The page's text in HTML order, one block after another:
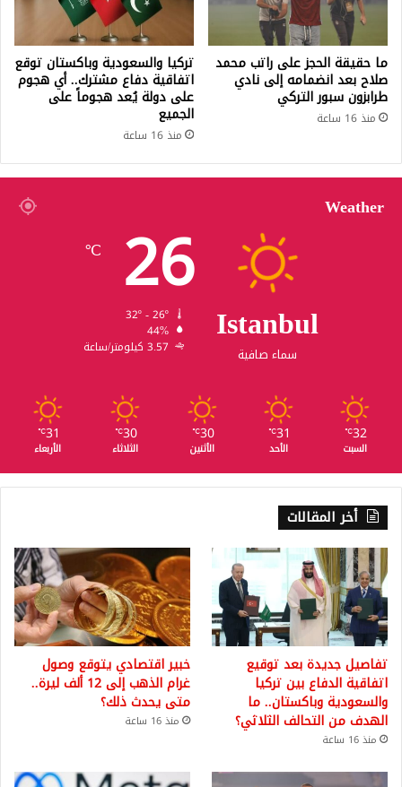
ما حقيقة الحجز على راتب محمد
صلاح بعد انضمامه إلى نادي
طرابزون سبور التركي
منذ 16 ساعة
تركيا والسعودية وباكستان توقع
اتفاقية دفاع مشترك.. أي هجوم
على دولة يُعد هجوماً على
الجميع
منذ 16 ساعة
Weather
Istanbul
سماء صافية
26
℃
44%
3.57 كيلومتر/ساعة
32
℃
السبت
31
℃
الأحد
30
℃
الأثنين
30
℃
الثلاثاء
31
℃
الأربعاء
أخر المقالات
تفاصيل جديدة بعد توقيع
اتفاقية الدفاع بين تركيا
والسعودية وباكستان.. ما
الهدف من التحالف الثلاثي؟
منذ 16 ساعة
خبير اقتصادي يتوقع وصول
غرام الذهب إلى 12 ألف ليرة..
متى يحدث ذلك؟
منذ 16 ساعة